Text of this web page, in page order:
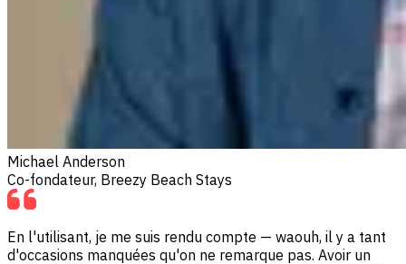
Michael Anderson
Co-fondateur, Breezy Beach Stays
En l'utilisant, je me suis rendu compte — waouh, il y a tant
d'occasions manquées qu'on ne remarque pas. Avoir un